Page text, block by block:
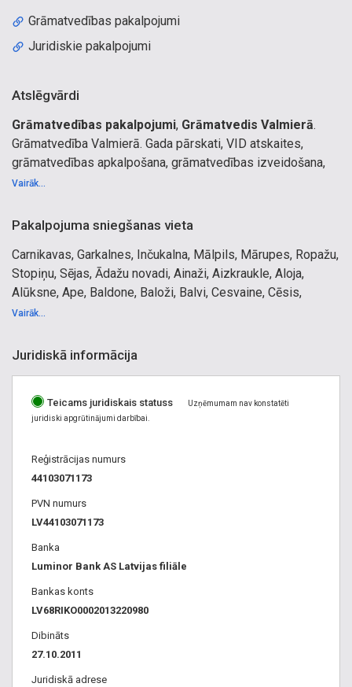
Grāmatvedības pakalpojumi
Juridiskie pakalpojumi
Atslēgvārdi
Grāmatvedības pakalpojumi, Grāmatvedis Valmierā.
Grāmatvedība Valmierā. Gada pārskati, VID atskaites,
grāmatvedības apkalpošana, grāmatvedības izveidošana,
uzņēmumu reģistrācija, dibināšana. Nodokļu konsultācijas,
juridiskām personām. Finansiālās darbības analīze,
Biznesa plāns, biznesa plāna sastādīšana. Uzņēmumu
budžeta sastādīšana. Lietvedība. Grāmatvedības politika.
Finanšu grāmatvedība. Konsultācijas pašnodarbinātajiem,
IK, saimnieciskās darbības veicējiem, mikrouzņēmumiem.
un juridiskie pakalpojumi, darba tiesības.
Vairāk...
Pakalpojuma sniegšanas vieta
Carnikavas, Garkalnes, Inčukalna, Mālpils, Mārupes, Ropažu,
Stopiņu, Sējas, Ādažu novadi, Ainaži, Aizkraukle, Aloja,
Alūksne, Ape, Baldone, Baloži, Balvi, Cesvaine, Cēsis,
Gulbene, Ikšķile, Jaunjelgava, Jūrmala, Lielvārde, Limbaži,
Pļaviņas, Rīga, Rūjiena, Salacgrīva, Salaspils, Saulkrasti,
Vairāk...
Juridiskā informācija
Teicams juridiskais statuss
Uzņēmumam nav konstatēti
juridiski apgrūtinājumi darbībai.
Reģistrācijas numurs
44103071173
PVN numurs
LV44103071173
Banka
Luminor Bank AS Latvijas filiāle
Bankas konts
LV68RIKO0002013220980
Dibināts
27.10.2011
Juridiskā adrese